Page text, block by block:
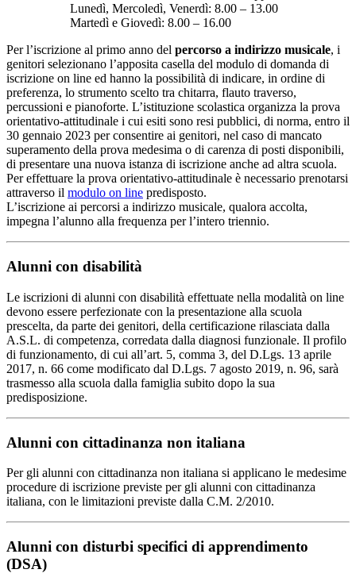
Lunedì, Mercoledì, Venerdì: 8.00 – 13.00
Martedì e Giovedì: 8.00 – 16.00
Per l’iscrizione al primo anno del percorso a indirizzo musicale, i
genitori selezionano l’apposita casella del modulo di domanda di
iscrizione on line ed hanno la possibilità di indicare, in ordine di
preferenza, lo strumento scelto tra chitarra, flauto traverso,
percussioni e pianoforte. L’istituzione scolastica organizza la prova
orientativo-attitudinale i cui esiti sono resi pubblici, di norma, entro il
30 gennaio 2023 per consentire ai genitori, nel caso di mancato
superamento della prova medesima o di carenza di posti disponibili,
di presentare una nuova istanza di iscrizione anche ad altra scuola.
Per effettuare la prova orientativo-attitudinale è necessario prenotarsi
attraverso il modulo on line predisposto.
L’iscrizione ai percorsi a indirizzo musicale, qualora accolta,
impegna l’alunno alla frequenza per l’intero triennio.
Alunni con disabilità
Le iscrizioni di alunni con disabilità effettuate nella modalità on line
devono essere perfezionate con la presentazione alla scuola
prescelta, da parte dei genitori, della certificazione rilasciata dalla
A.S.L. di competenza, corredata dalla diagnosi funzionale. Il profilo
di funzionamento, di cui all’art. 5, comma 3, del D.Lgs. 13 aprile
2017, n. 66 come modificato dal D.Lgs. 7 agosto 2019, n. 96, sarà
trasmesso alla scuola dalla famiglia subito dopo la sua
predisposizione.
Alunni con cittadinanza non italiana
Per gli alunni con cittadinanza non italiana si applicano le medesime
procedure di iscrizione previste per gli alunni con cittadinanza
italiana, con le limitazioni previste dalla C.M. 2/2010.
Alunni con disturbi specifici di apprendimento
(DSA)